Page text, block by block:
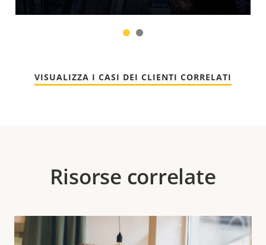
1
VISUALIZZA I CASI DEI CLIENTI CORRELATI
Risorse correlate